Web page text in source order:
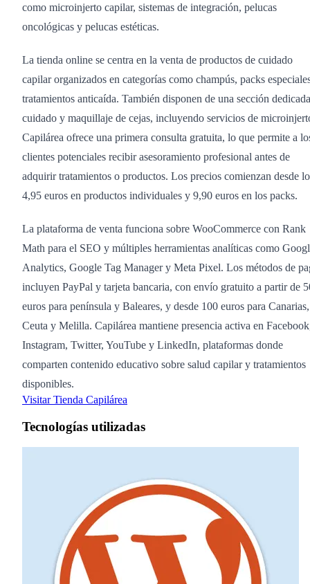
como microinjerto capilar, sistemas de integración, pelucas
oncológicas y pelucas estéticas.
La tienda online se centra en la venta de productos de cuidado
capilar organizados en categorías como champús, packs
tratamientos anticaída. También disponen de una sección
cuidado y maquillaje de cejas, incluyendo servicios de
Capilárea ofrece una primera consulta gratuita, lo que permite a
clientes potenciales recibir asesoramiento profesional antes de
adquirir tratamientos o productos. Los precios comienzan desde
4,95 euros en productos individuales y 9,90 euros en los packs.
La plataforma de venta funciona sobre WooCommerce con Rank
Math para el SEO y múltiples herramientas analíticas como
Analytics, Google Tag Manager y Meta Pixel. Los métodos de
incluyen PayPal y tarjeta bancaria, con envío gratuito a partir de
euros para península y Baleares, y desde 100 euros para Canarias,
Ceuta y Melilla. Capilárea mantiene presencia activa en
Instagram, Twitter, YouTube y LinkedIn, plataformas donde
comparten contenido educativo sobre salud capilar y tratamientos
disponibles.
Visitar Tienda Capilárea
Tecnologías utilizadas